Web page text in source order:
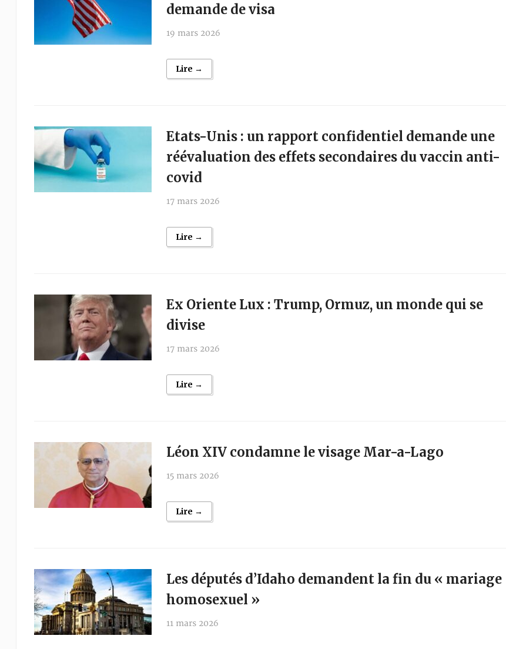
demande de visa
19 mars 2026
Lire →
Etats-Unis : un rapport confidentiel demande une
réévaluation des effets secondaires du vaccin anti-
covid
17 mars 2026
Lire →
Ex Oriente Lux : Trump, Ormuz, un monde qui se
divise
17 mars 2026
Lire →
Léon XIV condamne le visage Mar-a-Lago
15 mars 2026
Lire →
Les députés d’Idaho demandent la fin du « mariage
homosexuel »
11 mars 2026